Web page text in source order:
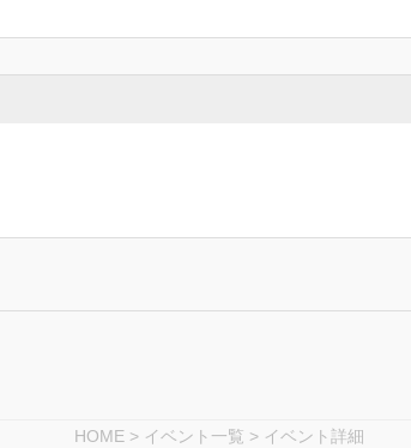
HOME > イベント一覧 > イベント詳細